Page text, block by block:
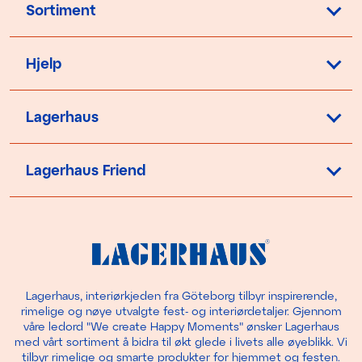
Sortiment
Hjelp
Lagerhaus
Lagerhaus Friend
Lagerhaus, interiørkjeden fra Göteborg tilbyr inspirerende,
rimelige og nøye utvalgte fest- og interiørdetaljer. Gjennom
våre ledord "We create Happy Moments" ønsker Lagerhaus
med vårt sortiment å bidra til økt glede i livets alle øyeblikk. Vi
tilbyr rimelige og smarte produkter for hjemmet og festen.